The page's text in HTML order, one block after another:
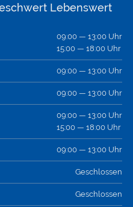
Lebenswert
09:00 — 13:00 Uhr
15:00 — 18:00 Uhr
09:00 — 13:00 Uhr
09:00 — 13:00 Uhr
09:00 — 13:00 Uhr
15:00 — 18:00 Uhr
09:00 — 13:00 Uhr
Geschlossen
Geschlossen